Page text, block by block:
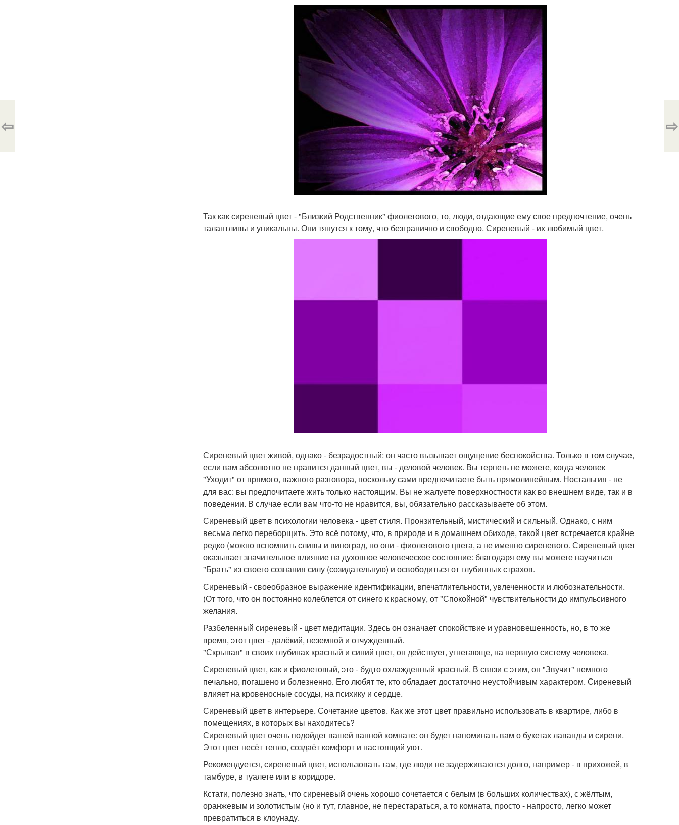
Так как сиреневый цвет - "Близкий Родственник" фиолетового, то, люди, отдающие ему свое предпочтение, очень
талантливы и уникальны. Они тянутся к тому, что безгранично и свободно. Сиреневый - их любимый цвет.
Сиреневый цвет живой, однако - безрадостный: он часто вызывает ощущение беспокойства. Только в том случае,
если вам абсолютно не нравится данный цвет, вы - деловой человек. Вы терпеть не можете, когда человек
"Уходит" от прямого, важного разговора, поскольку сами предпочитаете быть прямолинейным. Ностальгия - не
для вас: вы предпочитаете жить только настоящим. Вы не жалуете поверхностности как во внешнем виде, так и в
поведении. В случае если вам что-то не нравится, вы, обязательно рассказываете об этом.
Сиреневый цвет в психологии человека - цвет стиля. Пронзительный, мистический и сильный. Однако, с ним
весьма легко переборщить. Это всё потому, что, в природе и в домашнем обиходе, такой цвет встречается крайне
редко (можно вспомнить сливы и виноград, но они - фиолетового цвета, а не именно сиреневого. Сиреневый цвет
оказывает значительное влияние на духовное человеческое состояние: благодаря ему вы можете научиться
"Брать" из своего сознания силу (созидательную) и освободиться от глубинных страхов.
Сиреневый - своеобразное выражение идентификации, впечатлительности, увлеченности и любознательности.
(От того, что он постоянно колеблется от синего к красному, от "Спокойной" чувствительности до импульсивного
желания.
Разбеленный сиреневый - цвет медитации. Здесь он означает спокойствие и уравновешенность, но, в то же
время, этот цвет - далёкий, неземной и отчужденный.
"Скрывая" в своих глубинах красный и синий цвет, он действует, угнетающе, на нервную систему человека.
Сиреневый цвет, как и фиолетовый, это - будто охлажденный красный. В связи с этим, он "Звучит" немного
печально, погашено и болезненно. Его любят те, кто обладает достаточно неустойчивым характером. Сиреневый
влияет на кровеносные сосуды, на психику и сердце.
Сиреневый цвет в интерьере. Сочетание цветов. Как же этот цвет правильно использовать в квартире, либо в
помещениях, в которых вы находитесь?
Сиреневый цвет очень подойдет вашей ванной комнате: он будет напоминать вам о букетах лаванды и сирени.
Этот цвет несёт тепло, создаёт комфорт и настоящий уют.
Рекомендуется, сиреневый цвет, использовать там, где люди не задерживаются долго, например - в прихожей, в
тамбуре, в туалете или в коридоре.
Кстати, полезно знать, что сиреневый очень хорошо сочетается с белым (в больших количествах), с жёлтым,
оранжевым и золотистым (но и тут, главное, не перестараться, а то комната, просто - напросто, легко может
превратиться в клоунаду.
⇦ ⇨